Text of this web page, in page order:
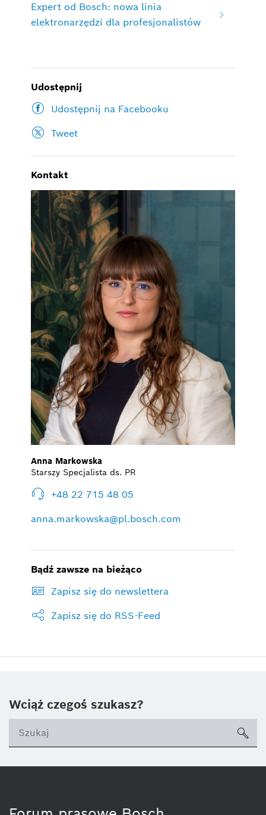
Expert od Bosch: nowa linia
elektronarzędzi dla profesjonalistów
Udostępnij
Udostępnij na Facebooku
Tweet
Kontakt
Anna Markowska
Starszy Specjalista ds. PR
+48 22 715 48 05
anna.markowska@pl.bosch.com
Bądź zawsze na bieżąco
Zapisz się do newslettera
Zapisz się do RSS-Feed
Wciąż czegoś szukasz?